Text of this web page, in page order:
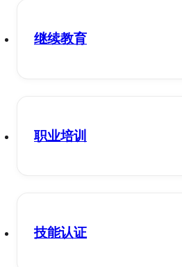
继续教育
职业培训
技能认证